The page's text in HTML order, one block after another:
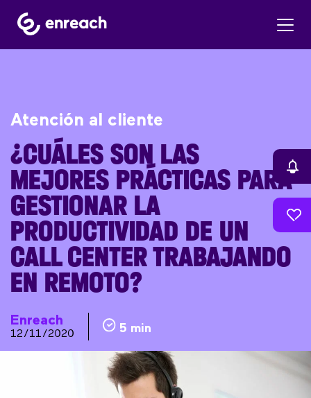
Atención al cliente
¿CUÁLES SON LAS
MEJORES PRÁCTICAS PARA
GESTIONAR LA
PRODUCTIVIDAD DE UN
CALL CENTER TRABAJANDO
EN REMOTO?
Enreach
12/11/2020 5 min